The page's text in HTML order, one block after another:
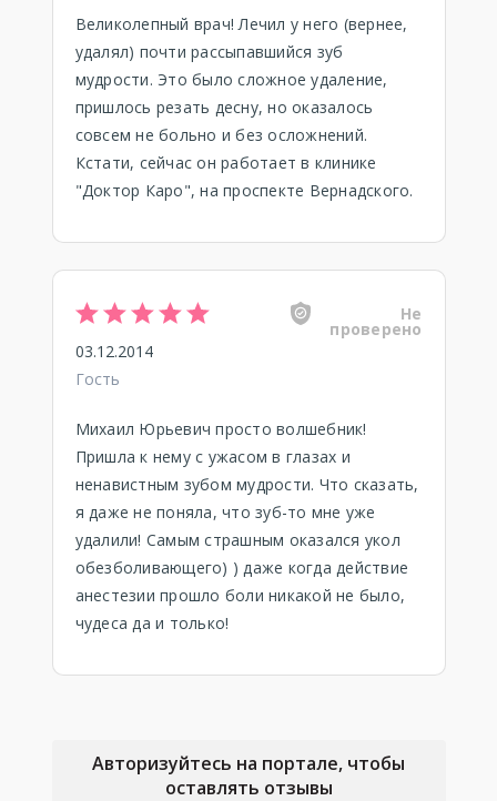
Великолепный врач! Лечил у него (вернее,
удалял) почти рассыпавшийся зуб
мудрости. Это было сложное удаление,
пришлось резать десну, но оказалось
совсем не больно и без осложнений.
Кстати, сейчас он работает в клинике
"Доктор Каро", на проспекте Вернадского.
Не
проверено
03.12.2014
Гость
Михаил Юрьевич просто волшебник!
Пришла к нему с ужасом в глазах и
ненавистным зубом мудрости. Что сказать,
я даже не поняла, что зуб-то мне уже
удалили! Самым страшным оказался укол
обезболивающего) ) даже когда действие
анестезии прошло боли никакой не было,
чудеса да и только!
Авторизуйтесь на портале, чтобы
оставлять отзывы